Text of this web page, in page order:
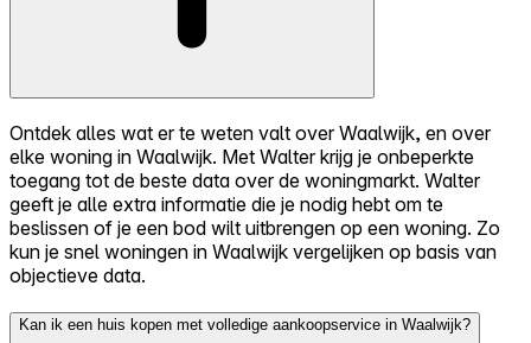
Ontdek alles wat er te weten valt over Waalwijk, en over
elke woning in Waalwijk. Met Walter krijg je onbeperkte
toegang tot de beste data over de woningmarkt. Walter
geeft je alle extra informatie die je nodig hebt om te
beslissen of je een bod wilt uitbrengen op een woning. Zo
kun je snel woningen in Waalwijk vergelijken op basis van
objectieve data.
Kan ik een huis kopen met volledige aankoopservice in Waalwijk?